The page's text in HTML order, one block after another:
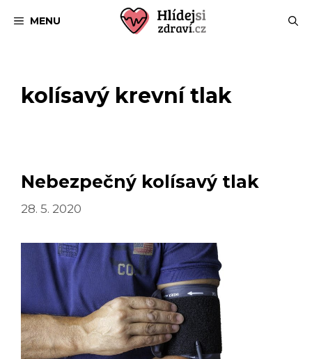
MENU
kolísavý krevní tlak
Nebezpečný kolísavý tlak
28. 5. 2020